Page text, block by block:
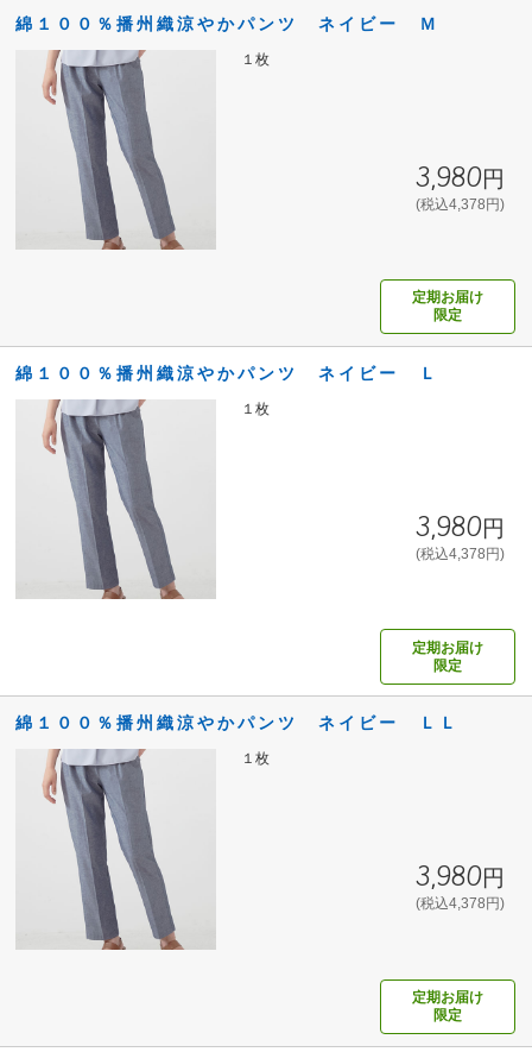
綿１００％播州織涼やかパンツ ネイビー Ｍ
１枚
3,980円
(税込4,378円)
定期お届け
限定
綿１００％播州織涼やかパンツ ネイビー Ｌ
１枚
3,980円
(税込4,378円)
定期お届け
限定
綿１００％播州織涼やかパンツ ネイビー ＬＬ
１枚
3,980円
(税込4,378円)
定期お届け
限定